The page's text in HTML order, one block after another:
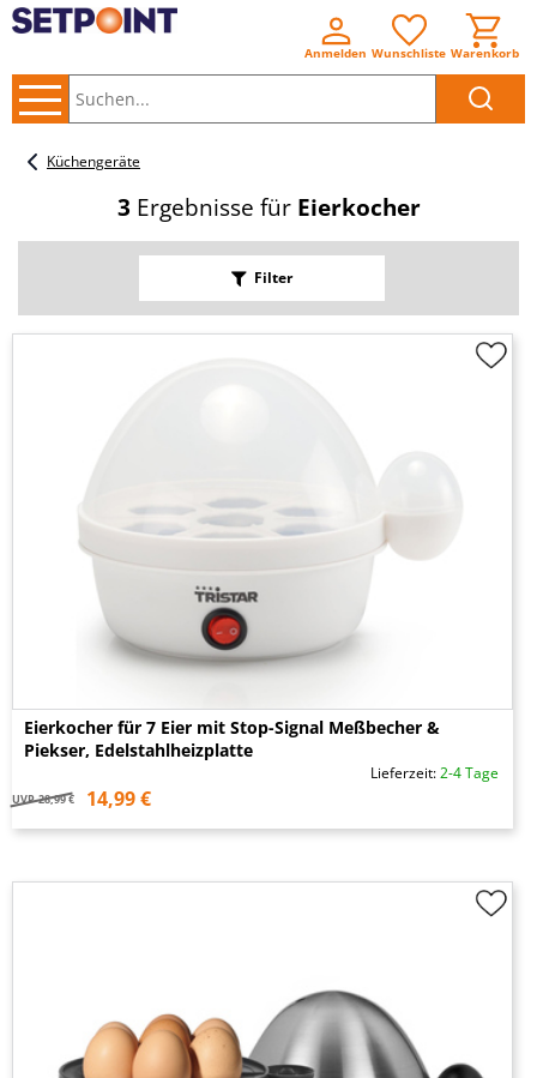
Anmelden Wunschliste Warenkorb
Küchengeräte
3 Ergebnisse für Eierkocher
Filter
Eierkocher für 7 Eier mit Stop-Signal Meßbecher &
Piekser, Edelstahlheizplatte
Lieferzeit:2-4 Tage
UVP 28,99 € 14,99 €